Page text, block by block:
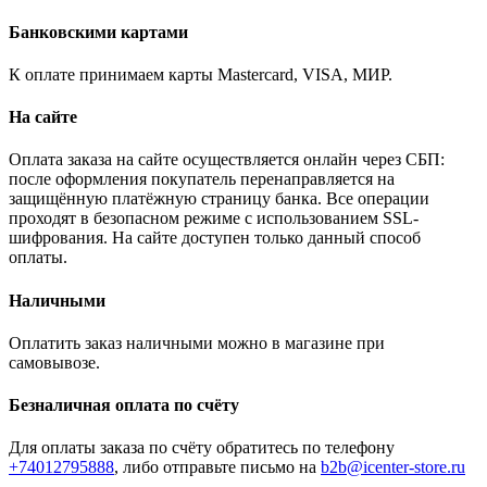
Банковскими картами
К оплате принимаем карты Mastercard, VISA, МИР.
На сайте
Оплата заказа на сайте осуществляется онлайн через СБП:
после оформления покупатель перенаправляется на
защищённую платёжную страницу банка. Все операции
проходят в безопасном режиме с использованием SSL-
шифрования. На сайте доступен только данный способ
оплаты.
Наличными
Оплатить заказ наличными можно в магазине при
самовывозе.
Безналичная оплата по счёту
Для оплаты заказа по счёту обратитесь по телефону
+74012795888, либо отправьте письмо на b2b@icenter-store.ru